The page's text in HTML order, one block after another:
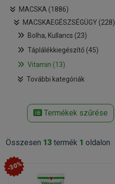
MACSKA (1886)
MACSKAEGÉSZSÉGÜGY (228)
Bolha, Kullancs (23)
Táplálékkiegészítő (45)
Vitamin (13)
További kategóriák
Termékek szűrése
Összesen 13 termék 1 oldalon
-30%